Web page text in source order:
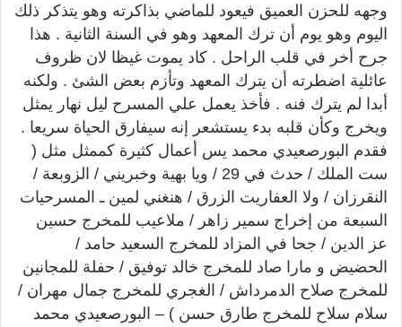
وجهه للحزن العميق فيعود للماضي بذاكرته وهو يتذكر ذلك
اليوم وهو يوم أن ترك المعهد وهو في السنة الثانية . هذا
جرح أخر في قلب الراحل . كاد يموت غيظا لان ظروف
عائلية اضطرته أن يترك المعهد وتأزم بعض الشئ . ولكنه
أبدا لم يترك فنه . فأخذ يعمل علي المسرح ليل نهار يمثل
ويخرج وكأن قلبه بدء يستشعر إنه سيفارق الحياة سريعا .
فقدم البورصعيدي محمد يس أعمال كثيرة كممثل مثل (
ست الملك / حدث في 29 / ويا بهية وخبريني / الزوبعة /
النقرزان / ولا العفاريت الزرق / هنغني لمين ـ المسرحيات
السبعة من إخراج سمير زاهر / ملاعيب للمخرج حسين
عز الدين / جحا في المزاد للمخرج السعيد حامد /
الحضيض و مارا صاد للمخرج خالد توفيق / حفلة للمجانين
للمخرج صلاح الدمرداش / الغجري للمخرج جمال مهران /
سلام سلاح للمخرج طارق حسن ) – البورصعيدي محمد